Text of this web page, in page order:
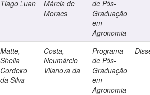
Tiago Luan
Márcia de
Moraes
de Pós-
Graduação
em
Agronomia
Matte,
Sheila
Cordeiro
da Silva
Costa,
Neumárcio
Vilanova da
Programa
de Pós-
Graduação
em
Agronomia